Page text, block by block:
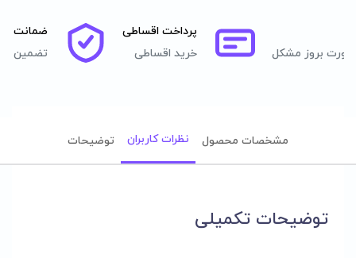
بروز مشکل
پرداخت اقساطی
خرید اقساطی
ضمانت
تضمین
مشخصات محصول نظرات کاربران توضیحات
توضیحات تکمیلی